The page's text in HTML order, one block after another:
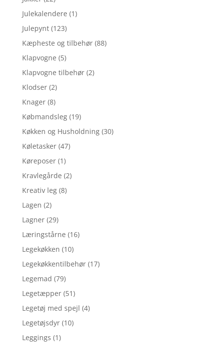
Julekalendere (1)
Julepynt (123)
Kæpheste og tilbehør (88)
Klapvogne (5)
Klapvogne tilbehør (2)
Klodser (2)
Knager (8)
Købmandsleg (19)
Køkken og Husholdning (30)
Køletasker (47)
Køreposer (1)
Kravlegårde (2)
Kreativ leg (8)
Lagen (2)
Lagner (29)
Læringstårne (16)
Legekøkken (10)
Legekøkkentilbehør (17)
Legemad (79)
Legetæpper (51)
Legetøj med spejl (4)
Legetøjsdyr (10)
Leggings (1)